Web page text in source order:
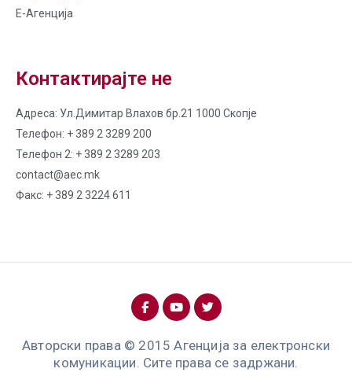
Е-Агенција
Контактирајте не
Адреса: Ул.Димитар Влахов бр.21 1000 Скопје
Телефон: + 389 2 3289 200
Телефон 2: + 389 2 3289 203
contact@aec.mk
Факс: + 389 2 3224 611
Авторски права © 2015 Агенција за електронски
комуникации. Сите права се задржани.